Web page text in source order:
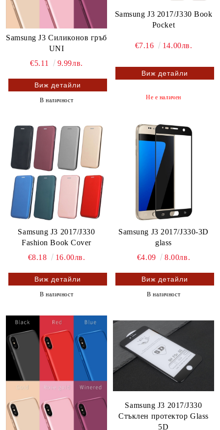
Samsung J3 Силиконов гръб
UNI
€5.11
9.99лв.
Виж детайли
В наличност
Samsung J3 2017/J330 Book
Pocket
€7.16 14.00лв.
Виж детайли
Не е наличен
Samsung J3 2017/J330
Fashion Book Cover
€8.18
16.00лв.
Виж детайли
В наличност
Samsung J3 2017/J330-3D
glass
€4.09
8.00лв.
Виж детайли
В наличност
Samsung J3 2017/J330
Стъклен протектор Glass
5D